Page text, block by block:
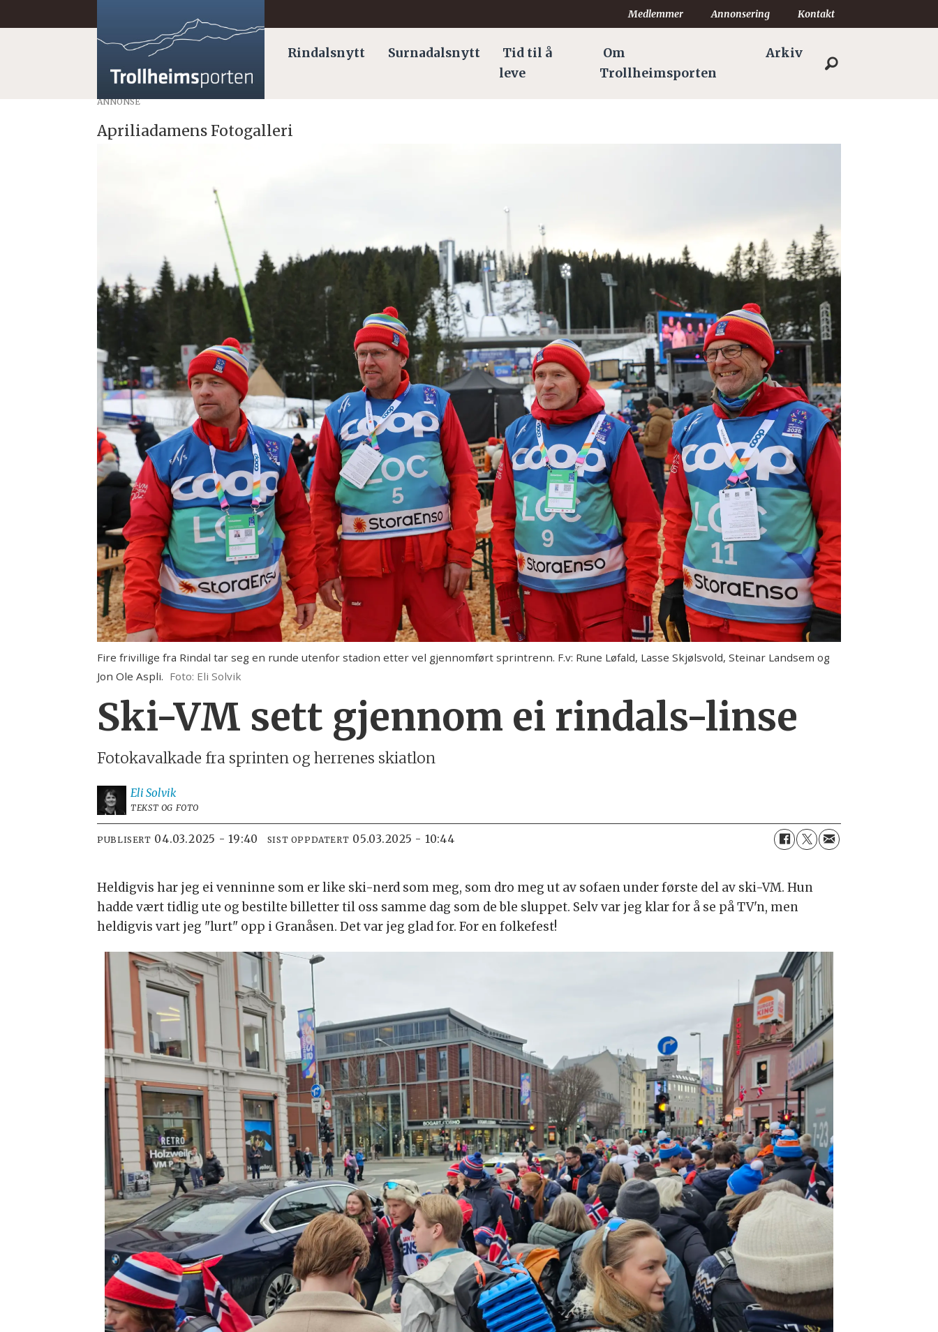
Medlemmer Annonsering Kontakt
Rindalsnytt Surnadalsnytt
Tid til å
leve
Om
Trollheimsporten
Arkiv
ANNONSE
Apriliadamens Fotogalleri
Fire frivillige fra Rindal tar seg en runde utenfor stadion etter vel gjennomført sprintrenn. F.v: Rune Løfald, Lasse Skjølsvold, Steinar Landsem og
Jon Ole Aspli. Foto: Eli Solvik
Ski-VM sett gjennom ei rindals-linse
Fotokavalkade fra sprinten og herrenes skiatlon
Eli Solvik
TEKST OG FOTO
PUBLISERT 04.03.2025 - 19:40 SIST OPPDATERT 05.03.2025 - 10:44
Heldigvis har jeg ei venninne som er like ski-nerd som meg, som dro meg ut av sofaen under første del av ski-VM. Hun
hadde vært tidlig ute og bestilte billetter til oss samme dag som de ble sluppet. Selv var jeg klar for å se på TV'n, men
heldigvis vart jeg "lurt" opp i Granåsen. Det var jeg glad for. For en folkefest!